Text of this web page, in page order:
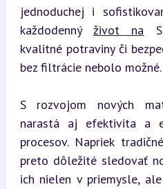
jednoduchej i
každodenný život na
kvalitné potraviny či
bez filtrácie nebolo možné.
S rozvojom nových
narastá aj efektivita a
procesov. Napriek
preto dôležité sledovať
ich nielen v priemysle,